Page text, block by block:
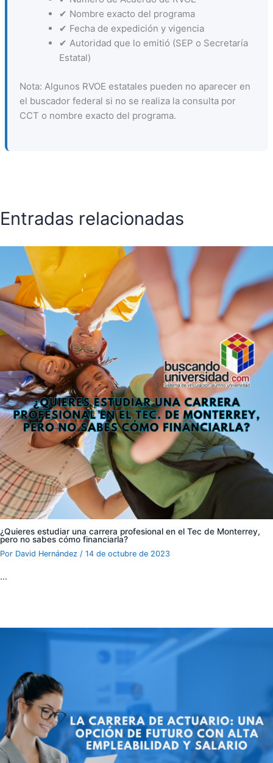
✔ Nombre exacto del programa
✔ Fecha de expedición y vigencia
✔ Autoridad que lo emitió (SEP o Secretaría
Estatal)
Nota: Algunos RVOE estatales pueden no aparecer en
el buscador federal si no se realiza la consulta por
CCT o nombre exacto del programa.
Entradas relacionadas
¿Quieres estudiar una carrera profesional en el Tec de Monterrey,
pero no sabes cómo financiarla?
Por David Hernández / 14 de octubre de 2023
…